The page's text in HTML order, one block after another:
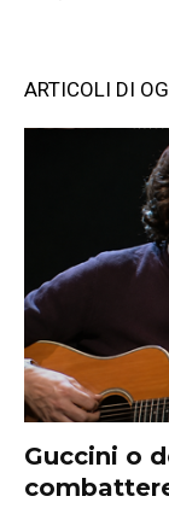
ARTICOLI DI
Guccini o